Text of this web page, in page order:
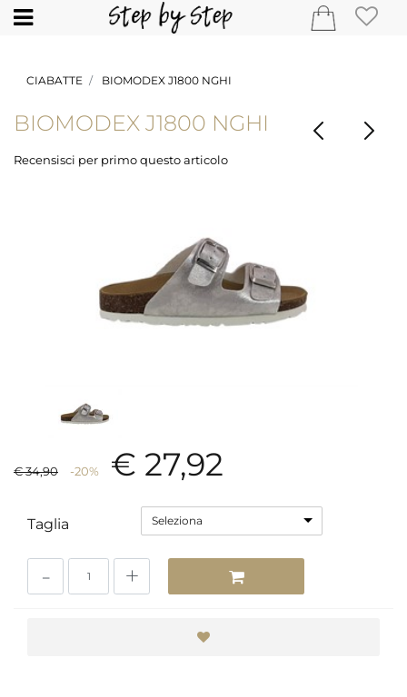
Open
CIABATTE BIOMODEX J1800 NGHI
BIOMODEX J1800 NGHI
Recensisci per primo questo articolo
€ 34,90 -20% € 27,92
Taglia Seleziona